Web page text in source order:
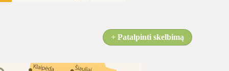
+ Patalpinti skelbimą